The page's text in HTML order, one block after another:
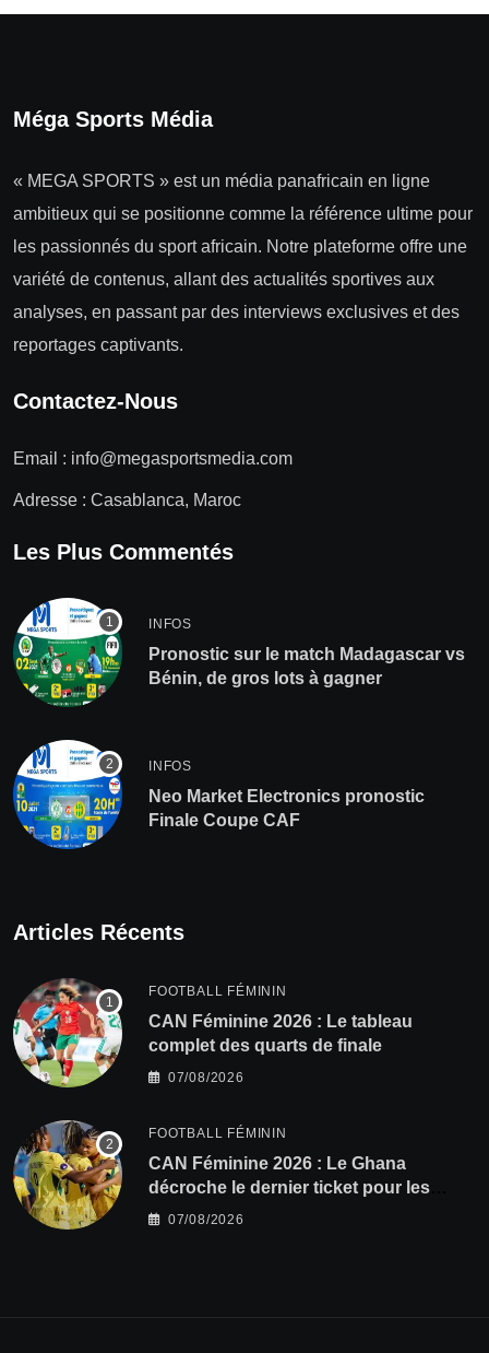
Méga Sports Média
« MEGA SPORTS » est un média panafricain en ligne
ambitieux qui se positionne comme la référence ultime pour
les passionnés du sport africain. Notre plateforme offre une
variété de contenus, allant des actualités sportives aux
analyses, en passant par des interviews exclusives et des
reportages captivants.
Contactez-Nous
Email : info@megasportsmedia.com
Adresse : Casablanca, Maroc
Les Plus Commentés
INFOS
Pronostic sur le match Madagascar vs
Bénin, de gros lots à gagner
INFOS
Neo Market Electronics pronostic
Finale Coupe CAF
Articles Récents
FOOTBALL FÉMININ
CAN Féminine 2026 : Le tableau
complet des quarts de finale
07/08/2026
FOOTBALL FÉMININ
CAN Féminine 2026 : Le Ghana
décroche le dernier ticket pour les
quarts, le Cap-Vert finit bien
07/08/2026